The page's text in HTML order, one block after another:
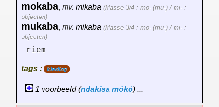
mokaba, mv. mikaba (klasse 3/4 : mo- (mu-) / mi- :
objecten)
mukaba, mv. mikaba (klasse 3/4 : mo- (mu-) / mi- :
objecten)
riem
tags : kleding
1 voorbeeld (ndakisa mókó) ...